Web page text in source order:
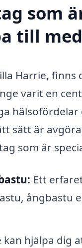
som
till
Harrie,
varit en
sätt är
som är
Ett
ångbastu
kan hjälpa dig